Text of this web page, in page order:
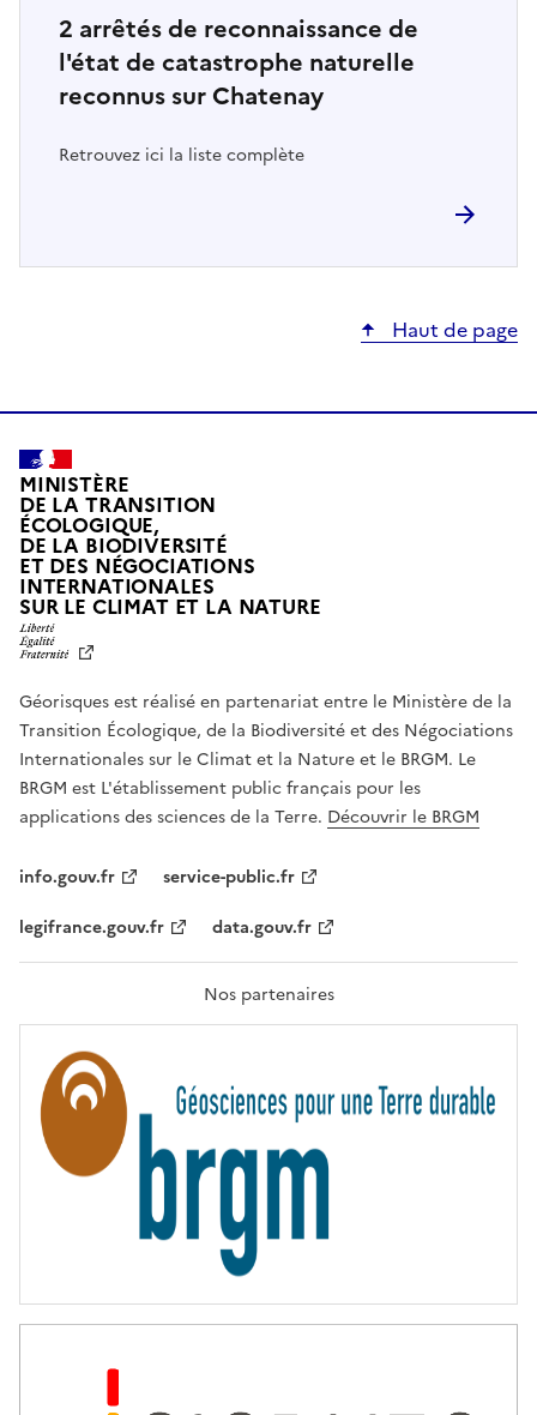
2 arrêtés de reconnaissance de
l'état de catastrophe naturelle
reconnus sur Chatenay
Retrouvez ici la liste complète
Haut de page
MINISTÈRE
DE LA TRANSITION
ÉCOLOGIQUE,
DE LA BIODIVERSITÉ
ET DES NÉGOCIATIONS
INTERNATIONALES
SUR LE CLIMAT ET LA NATUREL
T
É
,
É
G
A
L
F
A
T
R
T
É
Géorisques est réalisé en partenariat entre le Ministère de la
Transition Écologique, de la Biodiversité et des Négociations
Internationales sur le Climat et la Nature et le BRGM. Le
BRGM est L'établissement public français pour les
applications des sciences de la Terre. Découvrir le BRGM
info.gouv.fr
service-public.fr
legifrance.gouv.fr
data.gouv.fr
Nos partenaires